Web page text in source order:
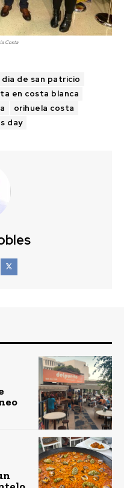
Costa
dia de san patricio
en costa blanca
orihuela costa
day